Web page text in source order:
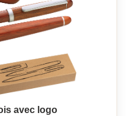
avec logo